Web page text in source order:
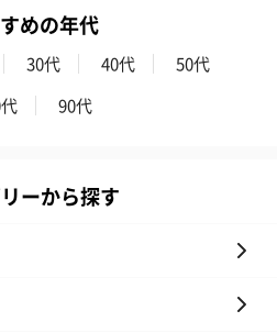
してお届けいたします。ギフトへ
花束ハンドタ
めの年代
30代 40代
50代
90代
ーから探す